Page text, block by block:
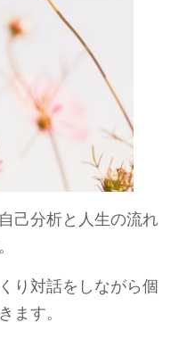
己分析と人生の流れ
り対話をしながら個
ます。